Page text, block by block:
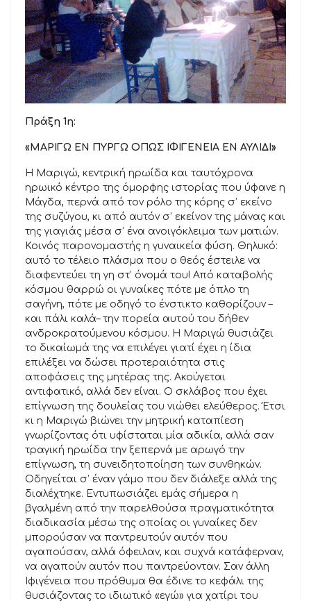
Πράξη 1η:
«ΜΑΡΙΓΩ ΕΝ ΠΥΡΓΩ ΟΠΩΣ ΙΦΙΓΕΝΕΙΑ ΕΝ ΑΥΛΙΔΙ»
Η Μαριγώ, κεντρική ηρωίδα και ταυτόχρονα
ηρωικό κέντρο της όμορφης ιστορίας που ύφανε η
Μάγδα, περνά από τον ρόλο της κόρης σ’ εκείνο
της συζύγου, κι από αυτόν σ’ εκείνον της μάνας και
της γιαγιάς μέσα σ’ ένα ανοιγόκλειμα των ματιών.
Κοινός παρονομαστής η γυναικεία φύση. Θηλυκό:
αυτό το τέλειο πλάσμα που ο θεός έστειλε να
διαφεντεύει τη γη στ’ όνομά του! Από καταβολής
κόσμου θαρρώ οι γυναίκες πότε με όπλο τη
σαγήνη, πότε με οδηγό το ένστικτο καθορίζουν –
και πάλι καλά– την πορεία αυτού του δήθεν
ανδροκρατούμενου κόσμου. Η Μαριγώ θυσιάζει
το δικαίωμά της να επιλέγει γιατί έχει η ίδια
επιλέξει να δώσει προτεραιότητα στις
αποφάσεις της μητέρας της. Ακούγεται
αντιφατικό, αλλά δεν είναι. Ο σκλάβος που έχει
επίγνωση της δουλείας του νιώθει ελεύθερος. Έτσι
κι η Μαριγώ βιώνει την μητρική καταπίεση
γνωρίζοντας ότι υφίσταται μία αδικία, αλλά σαν
τραγική ηρωίδα την ξεπερνά με αρωγό την
επίγνωση, τη συνειδητοποίηση των συνθηκών.
Οδηγείται σ’ έναν γάμο που δεν διάλεξε αλλά της
διαλέχτηκε. Εντυπωσιάζει εμάς σήμερα η
βγαλμένη από την παρελθούσα πραγματικότητα
διαδικασία μέσω της οποίας οι γυναίκες δεν
μπορούσαν να παντρευτούν αυτόν που
αγαπούσαν, αλλά όφειλαν, και συχνά κατάφερναν,
να αγαπούν αυτόν που παντρεύονταν. Σαν άλλη
Ιφιγένεια που πρόθυμα θα έδινε το κεφάλι της
θυσιάζοντας το ιδιωτικό «εγώ» για χατίρι του